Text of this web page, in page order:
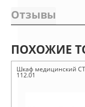
Отзывы
ПОХОЖИЕ
Шкаф медицинский
112.01